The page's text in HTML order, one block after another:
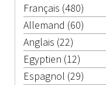
Français (480)
Allemand (60)
Anglais (22)
Egyptien (12)
Espagnol (29)